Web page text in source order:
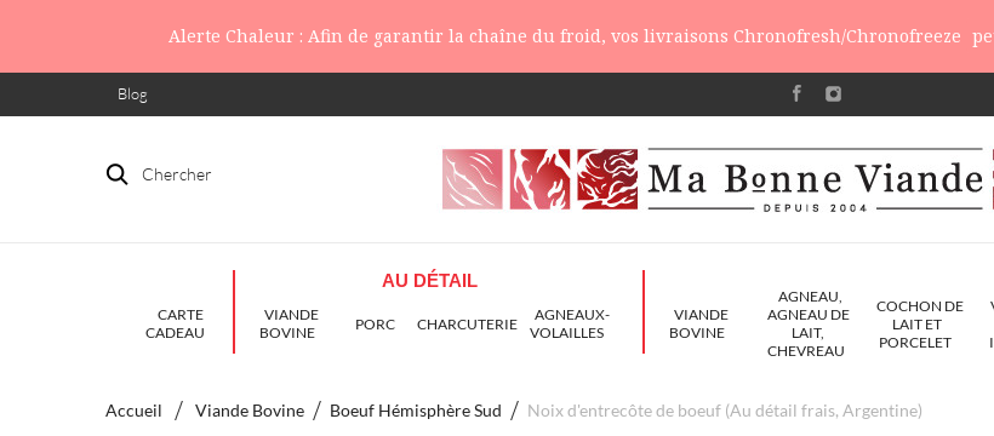
Alerte Chaleur : Afin de garantir la chaîne du froid, vos livraisons Chronofresh/Chronofreeze
Blog
Chercher
CARTE
CADEAU
AU DÉTAIL
VIANDE
BOVINE
PORC CHARCUTERIE
AGNEAUX-
VOLAILLES
VIANDE
BOVINE
AGNEAU,
AGNEAU DE
LAIT,
CHEVREAU
COCHON DE
LAIT ET
PORCELET
Accueil Viande Bovine Boeuf Hémisphère Sud Noix d'entrecôte de boeuf (Au détail frais, Argentine)